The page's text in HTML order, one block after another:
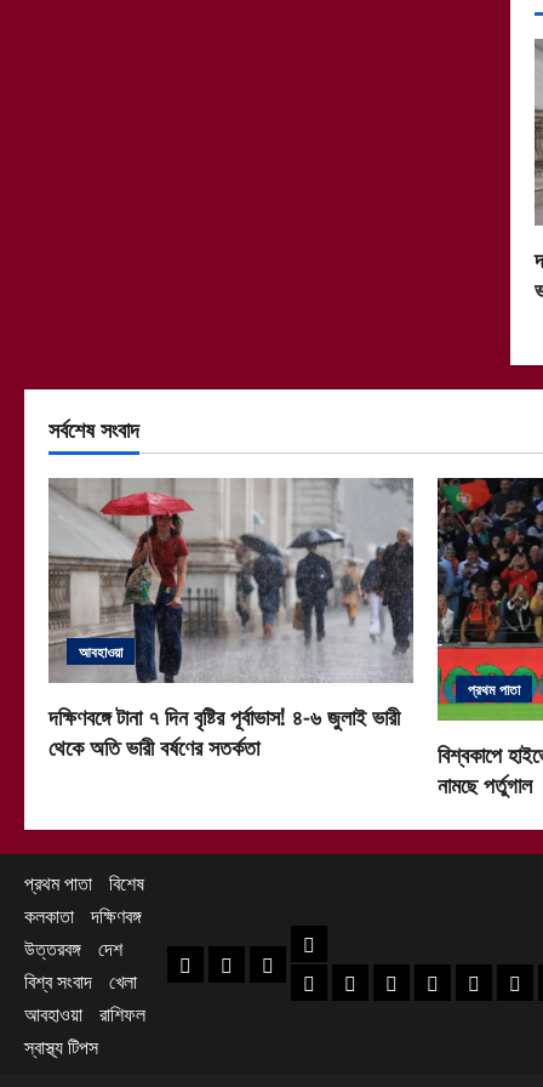
i
i
সর্বশেষ সংবাদ
আবহাওয়া
দক্ষিণবঙ্গে টানা ৭ দিন বৃষ্টির পূর্বাভাস! ৪-৬ জুলাই ভারী
থেকে অতি ভারী বর্ষণের সতর্কতা
প্রথম পাতা
বিশ্বকাপে
নামছে পর্তুগাল
প্রথম পাতা বিশেষ
কলকাতা দক্ষিণবঙ্গ
উত্তরবঙ্গ দেশ
বিশ্ব সংবাদ খেলা
আবহাওয়া রাশিফল
স্বাস্থ্য টিপস
প্রথম পাতা
বিশেষ কলকাতা
দক্ষিণবঙ্গ
হাওড়া খবরদক্ষিণ ২৪ পরগনা খবর
উত্তর ২৪ পরগনা
হুগলি খবরনদিয়া খবর
পূর্ব